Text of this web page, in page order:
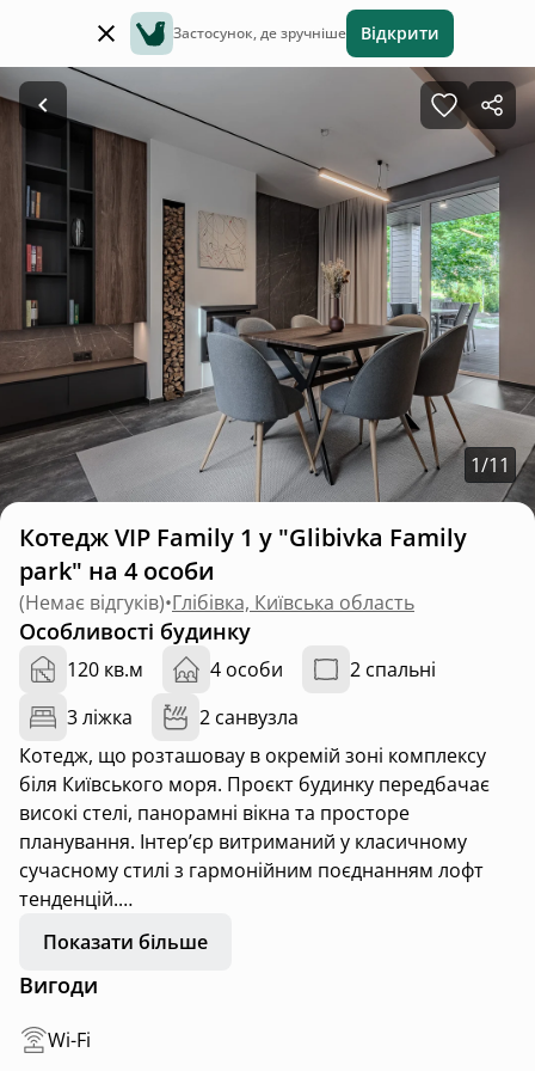
Застосунок, де зручніше Відкрити
1/11
Котедж VIP Family 1 у "Glibivka Family
park" на 4 особи
(Немає відгуків)•Глібівка, Київська область
Особливості будинку
120 кв.м 4 особи
2 спальні
3 ліжка
2 санвузла
Котедж, що розташоваy в окремій зоні комплексу
біля Київського моря. Проєкт будинку передбачає
високі стелі, панорамні вікна та просторе
планування. Інтер’єр витриманий у класичному
сучасному стилі з гармонійним поєднанням лофт
тенденцій.
4 місця
Показати більше
Вигоди
Wi-Fi